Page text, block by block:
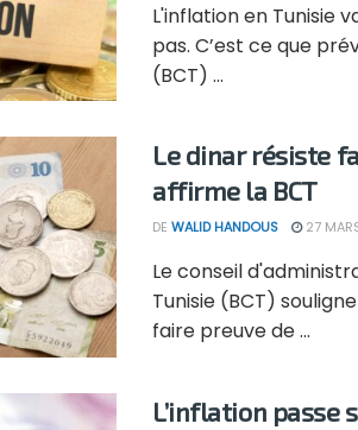
L'inflation en Tunisie
pas. C’est ce que
(BCT) ...
Le dinar résiste
affirme la BCT
DE WALID HANDOUS 27
Le conseil
Tunisie (BCT)
faire preuve de ...
L’inflation passe